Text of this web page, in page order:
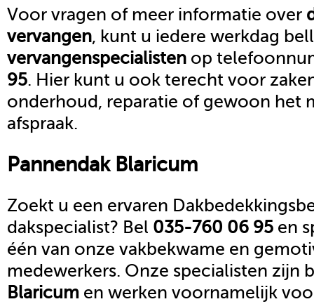
Voor vragen of meer informatie over
vervangen, kunt u iedere werkdag
vervangenspecialisten op
95. Hier kunt u ook terecht voor
onderhoud, reparatie of gewoon het
afspraak.
Pannendak Blaricum
Zoekt u een ervaren
dakspecialist? Bel 035-760 06 95 en
één van onze vakbekwame en
medewerkers. Onze specialisten zijn
Blaricum en werken voornamelijk